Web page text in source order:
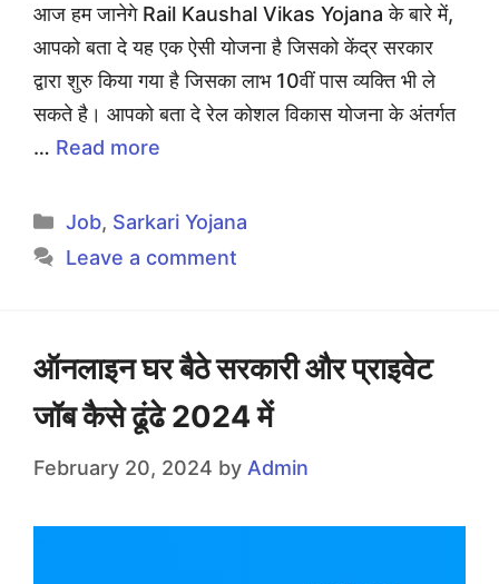
आज हम जानेगे Rail Kaushal Vikas Yojana के बारे में,
आपको बता दे यह एक ऐसी योजना है जिसको केंद्र सरकार
द्वारा शुरु किया गया है जिसका लाभ 10वीं पास व्यक्ति भी ले
सकते है। आपको बता दे रेल कोशल विकास योजना के अंतर्गत
… Read more
Categories
Job, Sarkari Yojana
Leave a comment
ऑनलाइन घर बैठे सरकारी और प्राइवेट
जॉब कैसे ढूंढे 2024 में
February 20, 2024 by Admin